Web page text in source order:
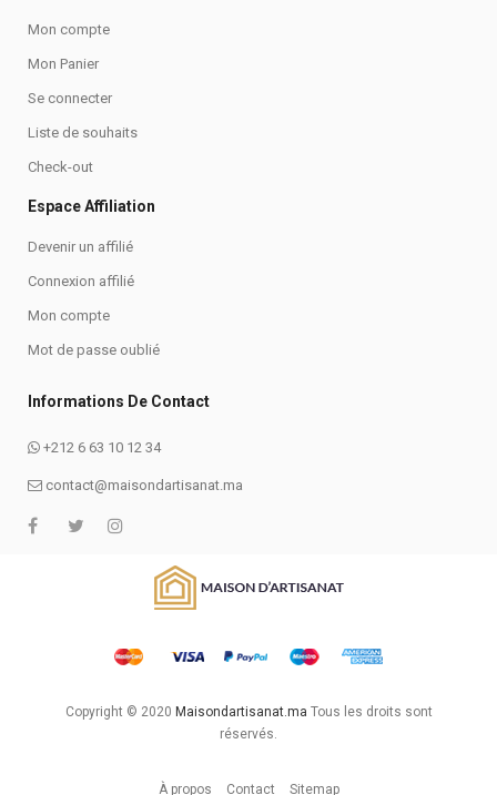
Mon compte
Mon Panier
Se connecter
Liste de souhaits
Check-out
Espace Affiliation
Devenir un affilié
Connexion affilié
Mon compte
Mot de passe oublié
Informations De Contact
+212 6 63 10 12 34
contact@maisondartisanat.ma
Copyright © 2020 Maisondartisanat.ma Tous les droits sont
réservés.
À propos Contact Sitemap